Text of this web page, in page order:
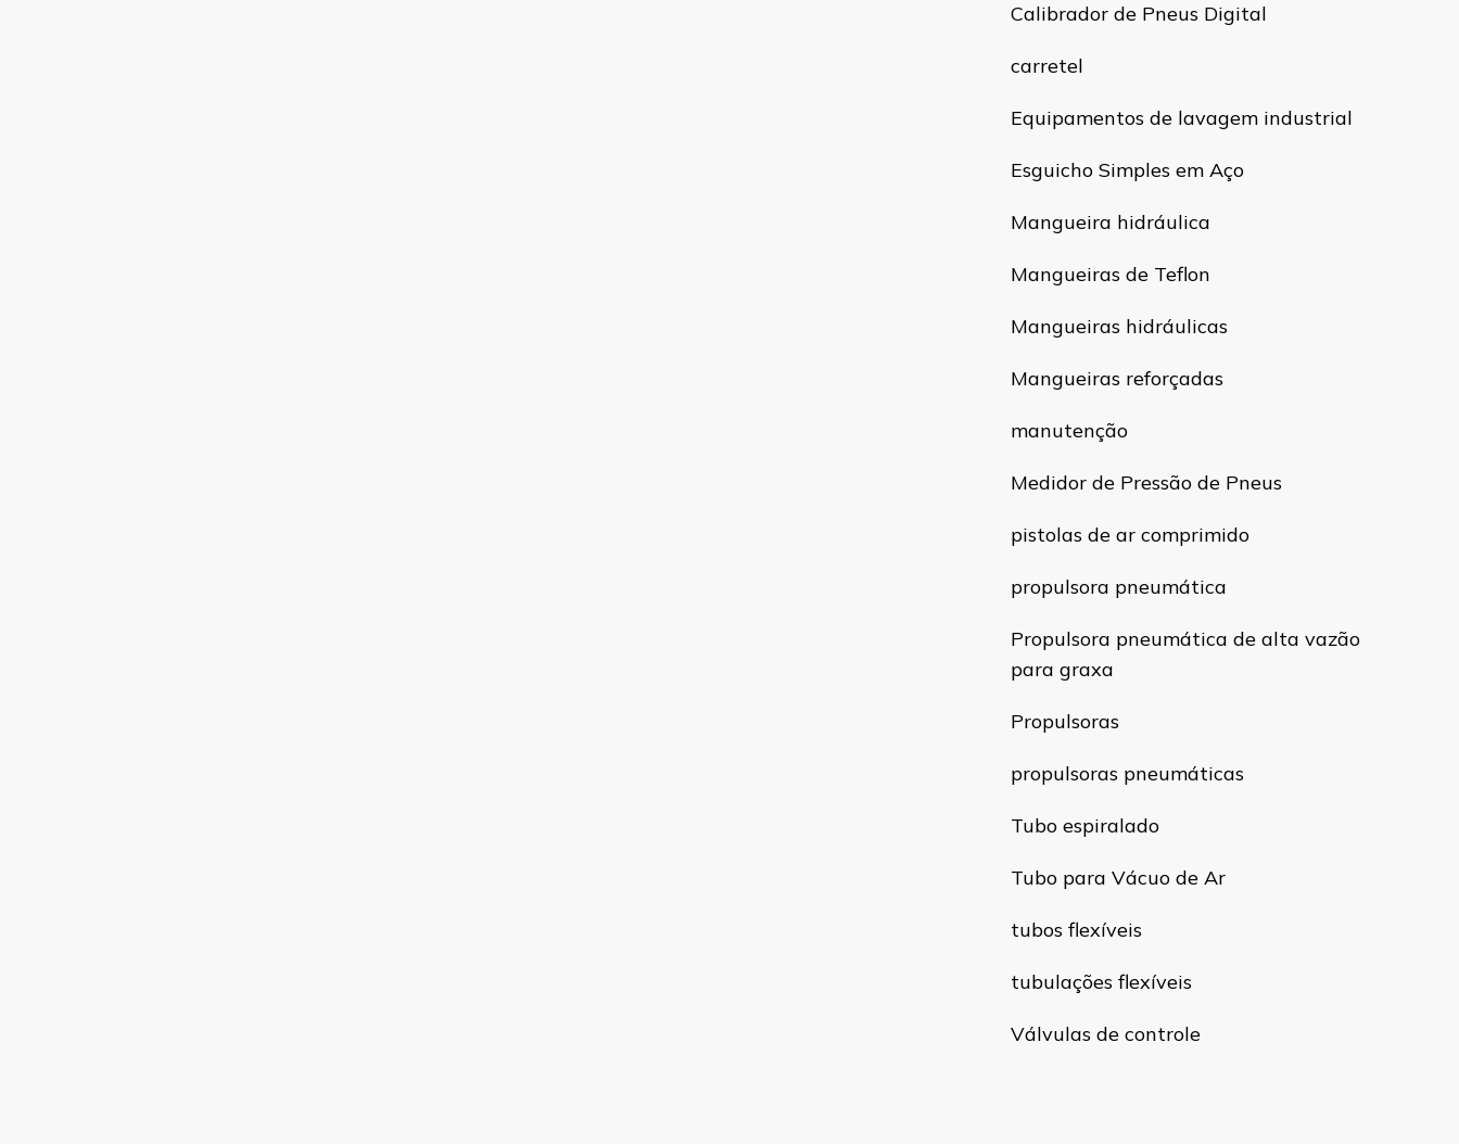
Calibrador de Pneus Digital
carretel
Equipamentos de lavagem industrial
Esguicho Simples em Aço
Mangueira hidráulica
Mangueiras de Teflon
Mangueiras hidráulicas
Mangueiras reforçadas
manutenção
Medidor de Pressão de Pneus
pistolas de ar comprimido
propulsora pneumática
Propulsora pneumática de alta vazão
para graxa
Propulsoras
propulsoras pneumáticas
Tubo espiralado
Tubo para Vácuo de Ar
tubos flexíveis
tubulações flexíveis
Válvulas de controle